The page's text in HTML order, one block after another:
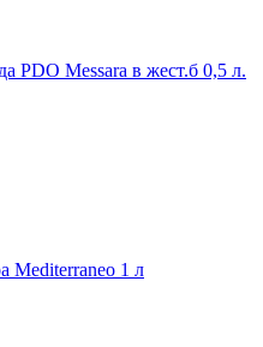
PDO Messara в жест.б 0,5 л.
Mediterraneo 1 л